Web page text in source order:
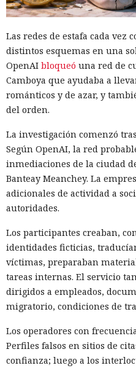
Las redes de estafa cada vez
distintos esquemas en una
OpenAI bloqueó una red de
Camboya que ayudaba a
románticos y de azar, y
del orden.
La investigación comenzó
Según OpenAI, la red
inmediaciones de la ciudad
Banteay Meanchey. La
adicionales de actividad a
autoridades.
Los participantes creaban,
identidades ficticias,
víctimas, preparaban
tareas internas. El servicio
dirigidos a empleados,
migratorio, condiciones de
Los operadores con
Perfiles falsos en sitios de
confianza; luego a los